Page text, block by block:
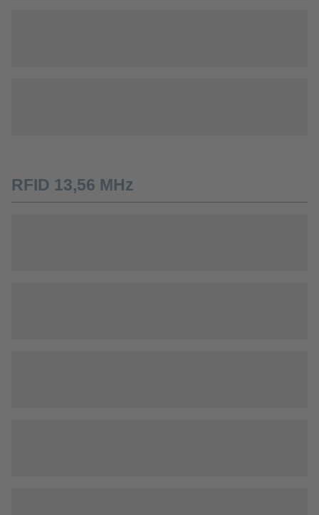
RFID 13,56 MHz